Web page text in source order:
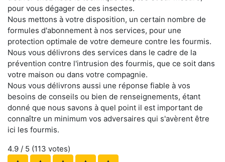
pour vous dégager de ces insectes.
Nous mettons à votre disposition, un certain nombre de
formules d'abonnement à nos services, pour une
protection optimale de votre demeure contre les fourmis.
Nous vous délivrons des services dans le cadre de la
prévention contre l'intrusion des fourmis, que ce soit dans
votre maison ou dans votre compagnie.
Nous vous délivrons aussi une réponse fiable à vos
besoins de conseils ou bien de renseignements, étant
donné que nous savons à quel point il est important de
connaître un minimum vos adversaires qui s'avèrent être
ici les fourmis.
4.9 / 5 (113 votes)